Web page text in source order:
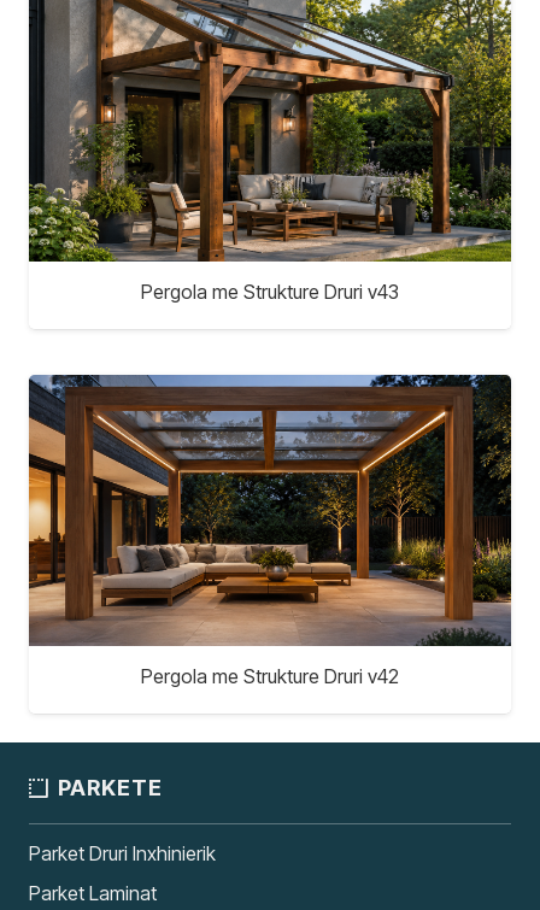
Pergola me Strukture Druri v43
Pergola me Strukture Druri v42
PARKETE
Parket Druri Inxhinierik
Parket Laminat